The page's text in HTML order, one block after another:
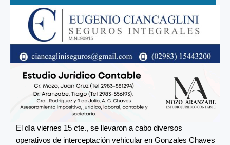
El día viernes 15 cte., se llevaron a cabo diversos
operativos de interceptación vehicular en Gonzales Chaves